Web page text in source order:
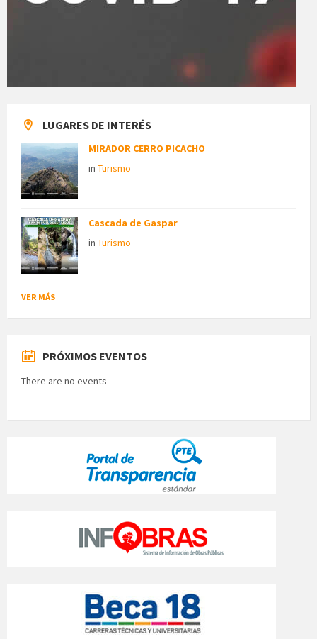
LUGARES DE INTERÉS
MIRADOR CERRO PICACHO
in Turismo
Cascada de Gaspar
in Turismo
VER MÁS
PRÓXIMOS EVENTOS
There are no events